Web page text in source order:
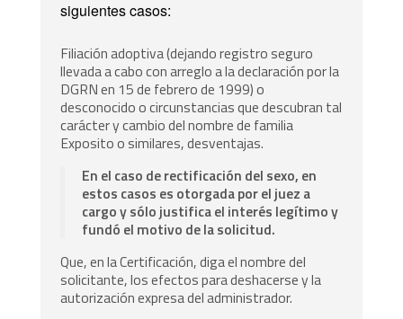
siguientes casos:
Filiación adoptiva (dejando registro seguro
llevada a cabo con arreglo a la declaración por la
DGRN en 15 de febrero de 1999) o
desconocido o circunstancias que descubran tal
carácter y cambio del nombre de familia
Exposito o similares, desventajas.
En el caso de rectificación del sexo, en
estos casos es otorgada por el juez a
cargo y sólo justifica el interés legítimo y
fundó el motivo de la solicitud.
Que, en la Certificación, diga el nombre del
solicitante, los efectos para deshacerse y la
autorización expresa del administrador.